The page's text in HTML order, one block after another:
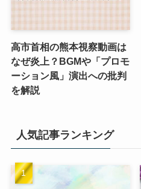
高市首相の熊本視察動画は
なぜ炎上？BGMや「プロモ
ーション風」演出への批判
を解説
人気記事ランキング